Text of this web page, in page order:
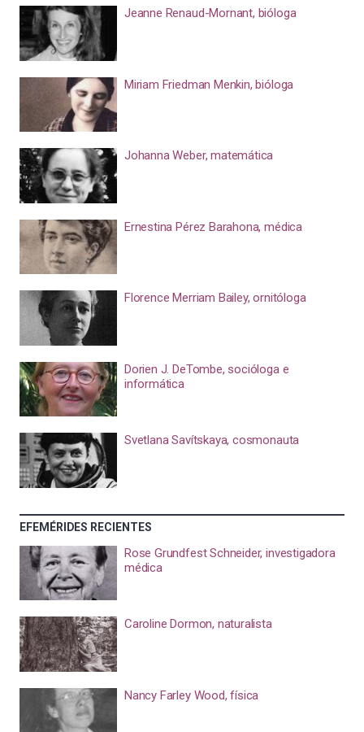
Jeanne Renaud-Mornant, bióloga
Miriam Friedman Menkin, bióloga
Johanna Weber, matemática
Ernestina Pérez Barahona, médica
Florence Merriam Bailey, ornitóloga
Dorien J. DeTombe, socióloga e
informática
Svetlana Savítskaya, cosmonauta
EFEMÉRIDES RECIENTES
Rose Grundfest Schneider, investigadora
médica
Caroline Dormon, naturalista
Nancy Farley Wood, física